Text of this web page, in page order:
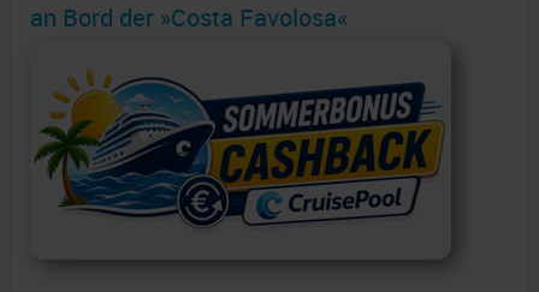
an Bord der »Costa Favolosa«